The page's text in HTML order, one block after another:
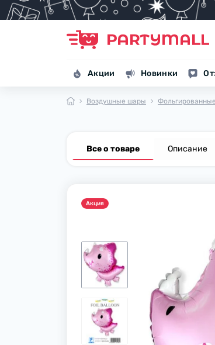
Акции Новинки
Воздушные шары
Все о товаре Описание
Акция